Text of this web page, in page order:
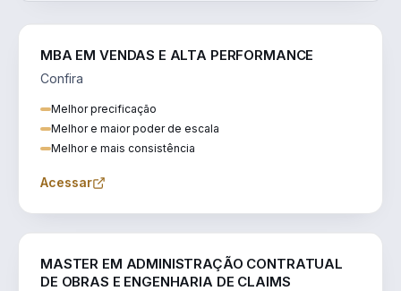
MBA EM VENDAS E ALTA PERFORMANCE
Confira
Melhor precificação
Melhor e maior poder de escala
Melhor e mais consistência
Acessar
MASTER EM ADMINISTRAÇÃO CONTRATUAL
DE OBRAS E ENGENHARIA DE CLAIMS